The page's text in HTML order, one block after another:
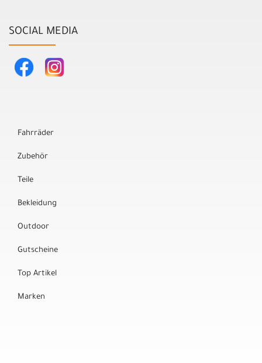
SOCIAL MEDIA
Fahrräder
Zubehör
Teile
Bekleidung
Outdoor
Gutscheine
Top Artikel
Marken